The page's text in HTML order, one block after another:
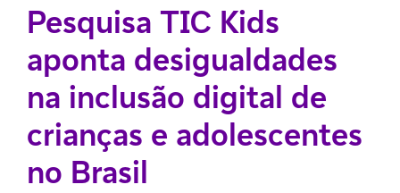
Pesquisa TIC Kids
aponta desigualdades
na inclusão digital de
crianças e adolescentes
no Brasil